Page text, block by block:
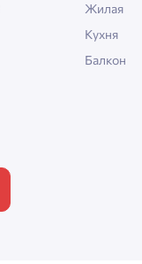
Жилая
Кухня
Балкон